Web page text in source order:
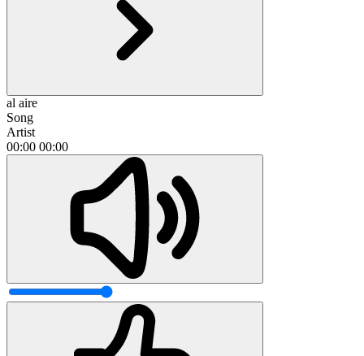
al aire
Song
Artist
00:00 00:00